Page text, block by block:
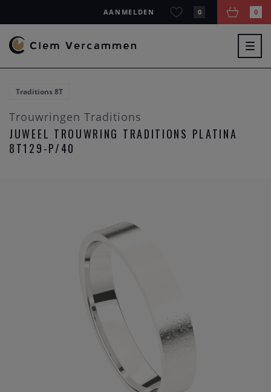
AANMELDEN 0 0
Traditions 8T
Trouwringen Traditions
JUWEEL TROUWRING TRADITIONS PLATINA
8T129-P/40